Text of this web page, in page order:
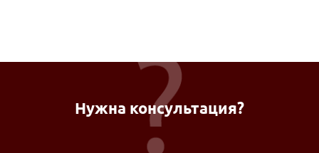
Нужна консультация?